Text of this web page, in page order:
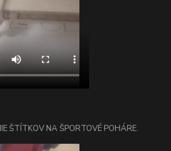
ŠTÍTKOV NA ŠPORTOVÉ POHÁRE.